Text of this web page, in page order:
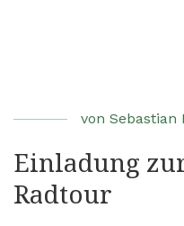
von Sebastian
Einladung
Radtour